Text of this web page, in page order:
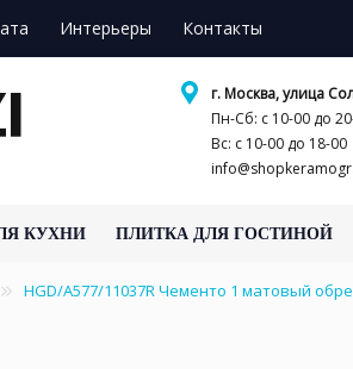
Интерьеры Контакты
г. Москва, улица
Пн-Сб: с 10-00 до
Вс: с 10-00 до 18-00
КУХНИ ПЛИТКА ДЛЯ ГОСТИНОЙ
HGD/A577/11037R Чементо 1 матовый